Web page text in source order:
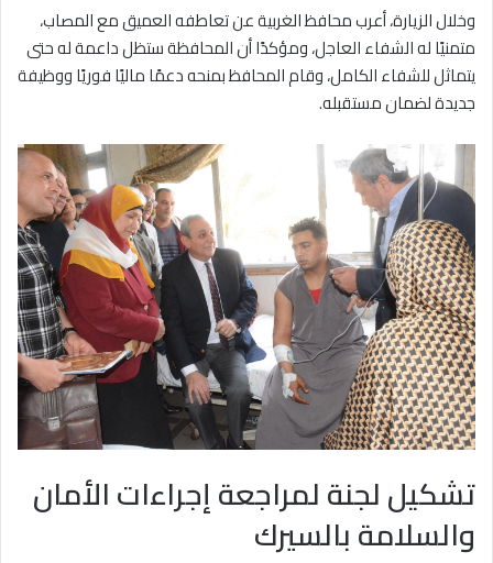
وخلال الزيارة، أعرب محافظ الغربية عن تعاطفه العميق مع المصاب،
متمنيًا له الشفاء العاجل، ومؤكدًا أن المحافظة ستظل داعمة له حتى
يتماثل للشفاء الكامل، وقام المحافظ بمنحه دعمًا ماليًا فوريًا ووظيفة
جديدة لضمان مستقبله.
تشكيل لجنة لمراجعة إجراءات الأمان
والسلامة بالسيرك